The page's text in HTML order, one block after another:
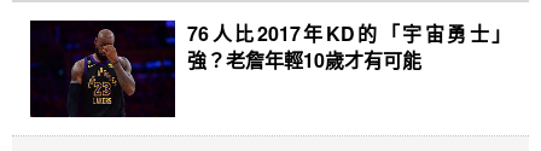
76人比2017年KD的「宇宙勇士」
強？老詹年輕10歲才有可能